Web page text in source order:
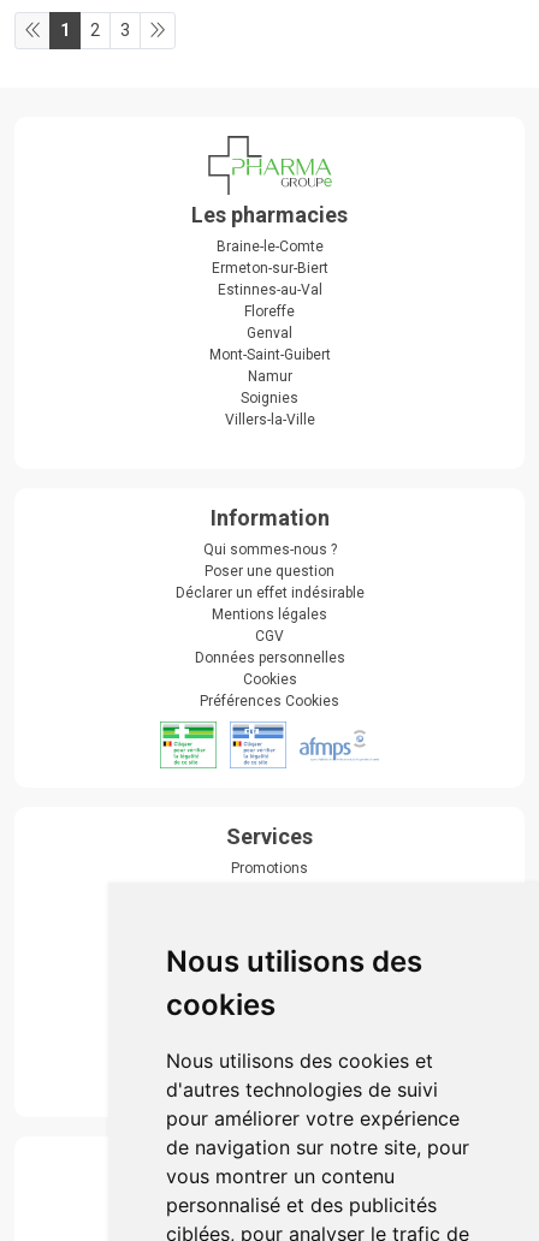
Nous utilisons des
cookies
Nous utilisons des cookies et
d'autres technologies de suivi
pour améliorer votre expérience
de navigation sur notre site, pour
vous montrer un contenu
personnalisé et des publicités
ciblées, pour analyser le trafic de
1 2 3
Les pharmacies
Braine-le-Comte
Ermeton-sur-Biert
Estinnes-au-Val
Floreffe
Genval
Mont-Saint-Guibert
Namur
Soignies
Villers-la-Ville
Information
Qui sommes-nous ?
Poser une question
Déclarer un effet indésirable
Mentions légales
CGV
Données personnelles
Cookies
Préférences Cookies
Services
Promotions
Actualités & conseils
Événements
Marques
Suivez-nous
Paiement
Simple, rapide et 100% sécurisé